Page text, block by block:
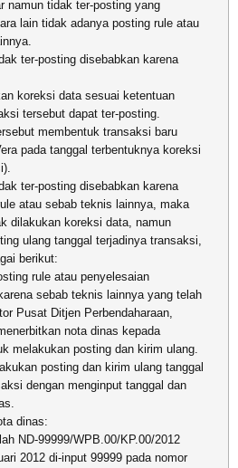
namun tidak ter-posting yang
lain tidak adanya posting rule atau
ter-posting disebabkan karena
koreksi data sesuai ketentuan
tersebut dapat ter-posting.
membentuk transaksi baru
pada tanggal terbentuknya koreksi
ter-posting disebabkan karena
atau sebab teknis lainnya, maka
dilakukan koreksi data, namun
ulang tanggal terjadinya transaksi,
berikut:
rule atau penyelesaian
sebab teknis lainnya yang telah
Pusat Ditjen Perbendaharaan,
nota dinas kepada
melakukan posting dan kirim ulang.
posting dan kirim ulang tanggal
dengan menginput tanggal dan
dinas:
ND-99999/WPB.00/KP.00/2012
2012 di-input 99999 pada nomor